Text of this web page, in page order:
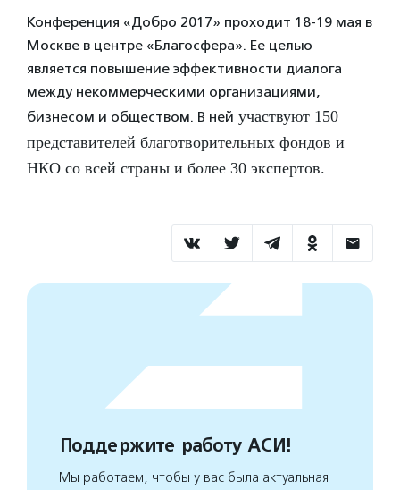
Конференция «Добро 2017» проходит 18-19 мая в
Москве в центре «Благосфера». Ее целью
является повышение эффективности диалога
между некоммерческими организациями,
бизнесом и обществом. В ней участвуют 150
представителей благотворительных фондов и
НКО со всей страны и более 30 экспертов.
Поддержите работу АСИ!
Мы работаем, чтобы у вас была актуальная